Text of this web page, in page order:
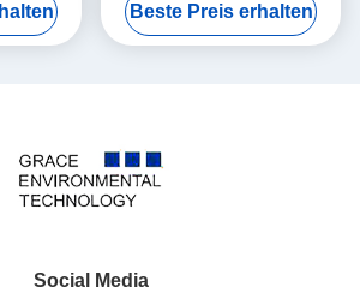
Chemie
Beste Preis erhalten
Social Media